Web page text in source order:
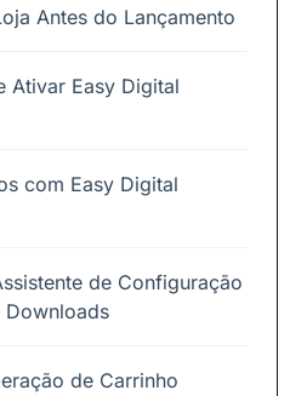
Antes do Lançamento
Ativar Easy Digital
com Easy Digital
de Configuração
Downloads
de Carrinho